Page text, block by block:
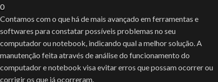
0
Contamos com o que há de mais avançado em ferramentas e
softwares para constatar possíveis problemas no seu
computador ou notebook, indicando qual a melhor solução. A
manutenção feita através de análise do funcionamento do
computador e notebook visa evitar erros que possam ocorrer ou
corrigir os que já ocorreram.